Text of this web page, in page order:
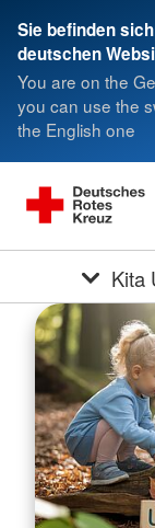
Sie befinden
deutschen
You are on the
you can use the
the English one
Kita